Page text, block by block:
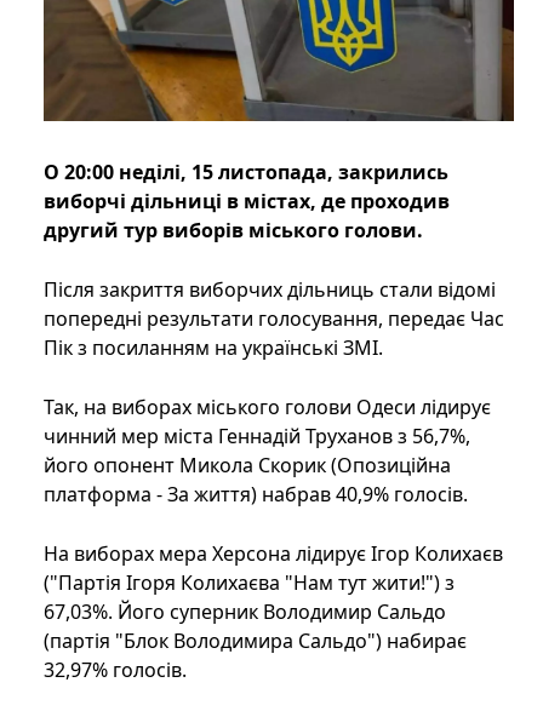
О 20:00 неділі, 15 листопада, закрились
виборчі дільниці в містах, де проходив
другий тур виборів міського голови.
Після закриття виборчих дільниць стали відомі
попередні результати голосування, передає Час
Пік з посиланням на українські ЗМІ.
Так, на виборах міського голови Одеси лідирує
чинний мер міста Геннадій Труханов з 56,7%,
його опонент Микола Скорик (Опозиційна
платформа - За життя) набрав 40,9% голосів.
На виборах мера Херсона лідирує Ігор Колихаєв
("Партія Ігоря Колихаєва "Нам тут жити!") з
67,03%. Його суперник Володимир Сальдо
(партія "Блок Володимира Сальдо") набирає
32,97% голосів.